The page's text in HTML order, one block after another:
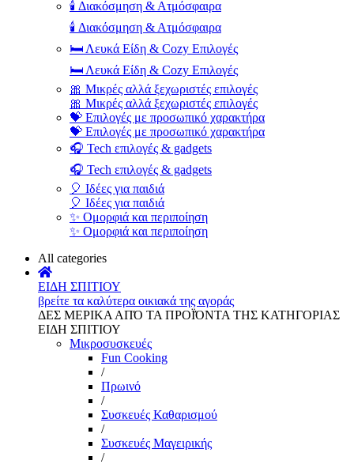
🕯️ Διακόσμηση & Ατμόσφαιρα
🕯️ Διακόσμηση & Ατμόσφαιρα
🛏️ Λευκά Είδη & Cozy Επιλογές
🛏️ Λευκά Είδη & Cozy Επιλογές
🎀 Μικρές αλλά ξεχωριστές επιλογές
🎀 Μικρές αλλά ξεχωριστές επιλογές
💝 Επιλογές με προσωπικό χαρακτήρα
💝 Επιλογές με προσωπικό χαρακτήρα
🎧 Tech επιλογές & gadgets
🎧 Tech επιλογές & gadgets
🎈 Ιδέες για παιδιά
🎈 Ιδέες για παιδιά
✨ Ομορφιά και περιποίηση
✨ Ομορφιά και περιποίηση
All categories
ΕΙΔΗ ΣΠΙΤΙΟΥ
βρείτε τα καλύτερα οικιακά της αγοράς
ΔΕΣ ΜΕΡΙΚΑ ΑΠΌ ΤΑ ΠΡΟΪΌΝΤΑ ΤΗΣ ΚΑΤΗΓΟΡΙΑΣ
ΕΙΔΗ ΣΠΙΤΙΟΥ
Μικροσυσκευές
Fun Cooking
/
Πρωινό
/
Συσκευές Καθαρισμού
/
Συσκευές Μαγειρικής
/